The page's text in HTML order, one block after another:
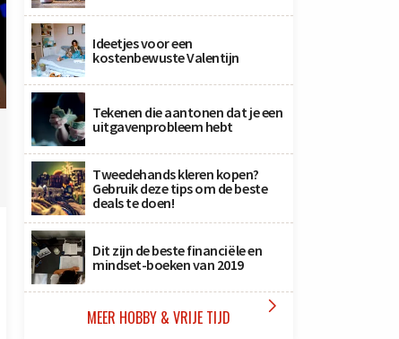
Ideetjes voor een
kostenbewuste Valentijn
Tekenen die aantonen dat je een
uitgavenprobleem hebt
Tweedehands kleren kopen?
Gebruik deze tips om de beste
deals te doen!
Dit zijn de beste financiële en
mindset-boeken van 2019
MEER HOBBY & VRIJE TIJD 